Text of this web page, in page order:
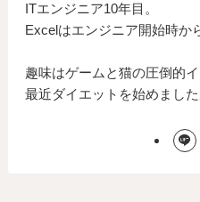
ITエンジニア10年目。
Excelはエンジニア開始時か
趣味はゲームと猫の圧倒的イ
最近ダイエットを始めました